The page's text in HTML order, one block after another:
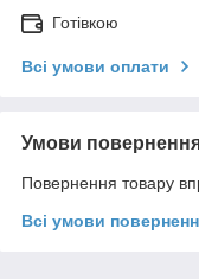
Готівкою
Всі умови оплати
Умови
Повернення товару
Всі умови